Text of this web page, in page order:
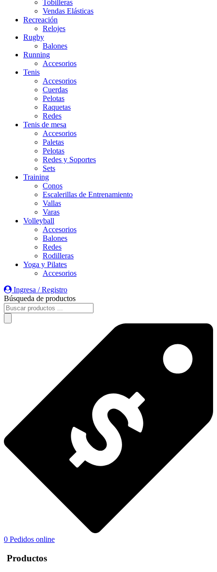
Tobilleras
Vendas Elásticas
Recreación
Relojes
Rugby
Balones
Running
Accesorios
Tenis
Accesorios
Cuerdas
Pelotas
Raquetas
Redes
Tenis de mesa
Accesorios
Paletas
Pelotas
Redes y Soportes
Sets
Training
Conos
Escalerillas de Entrenamiento
Vallas
Varas
Volleyball
Accesorios
Balones
Redes
Rodilleras
Yoga y Pilates
Accesorios
Ingresa / Registro
Búsqueda de productos
0 Pedidos online
Productos